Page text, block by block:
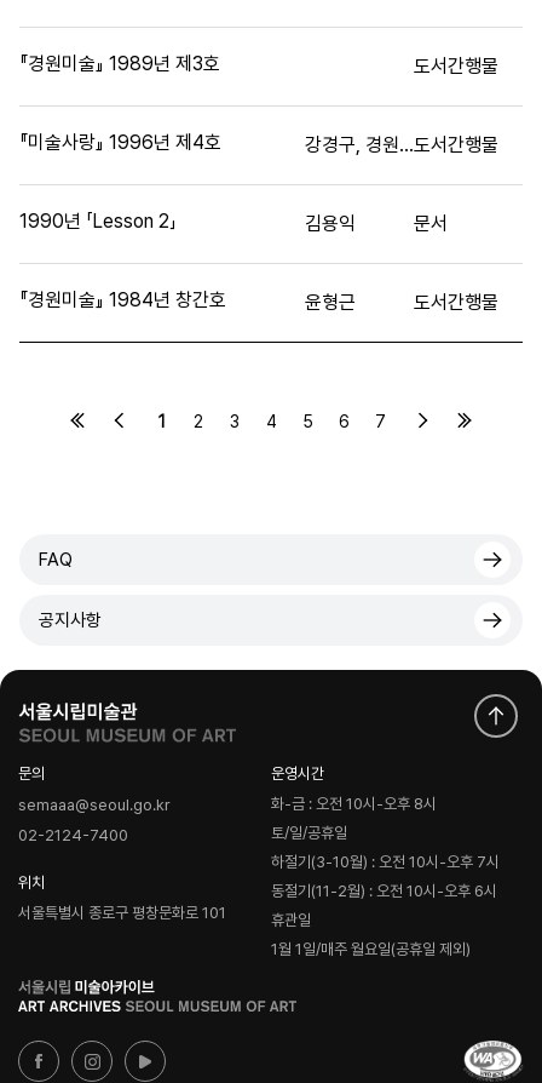
『경원미술』 1989년 제3호 도서간행물
『미술사랑』 1996년 제4호 강경구, 경원대학교 미술대학 회화과도서간행물
1990년 「Lesson 2」 김용익 문서
『경원미술』 1984년 창간호 윤형근 도서간행물
1 2 3 4 5 6 7
FAQ
공지사항
문의
semaaa@seoul.go.kr
02-2124-7400
위치
서울특별시 종로구 평창문화로 101
운영시간
화-금 : 오전 10시-오후 8시
토/일/공휴일
하절기(3-10월) : 오전 10시-오후 7시
동절기(11-2월) : 오전 10시-오후 6시
휴관일
1월 1일/매주 월요일(공휴일 제외)
로
고